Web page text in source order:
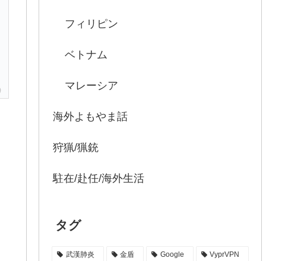
フィリピン
ベトナム
マレーシア
海外よもやま話
狩猟/猟銃
駐在/赴任/海外生活
タグ
武漢肺炎 金盾 Google VyprVPN